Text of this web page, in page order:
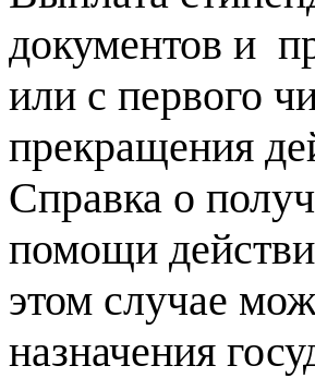
документов и
или с первого
прекращения
Справка о
помощи
этом случае
назначения